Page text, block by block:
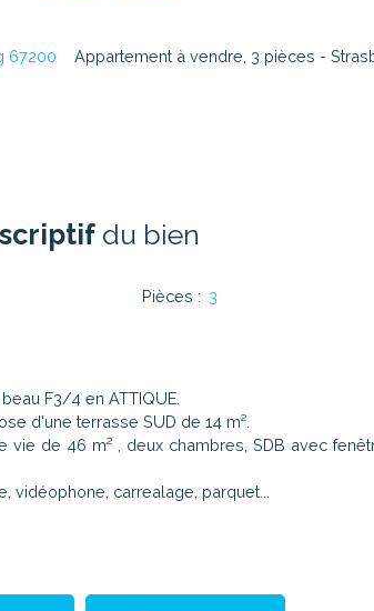
67200 Appartement à vendre, 3 pièces -
du bien
Pièces : 3
F3/4 en ATTIQUE.
d'une terrasse SUD de 14 m².
de 46 m² , deux chambres, SDB avec
vidéophone, carrealage, parquet...